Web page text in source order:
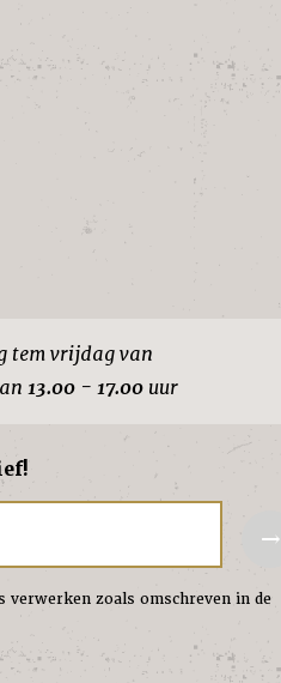
tem vrijdag van
13.00 - 17.00 uur
→
verwerken zoals omschreven in de